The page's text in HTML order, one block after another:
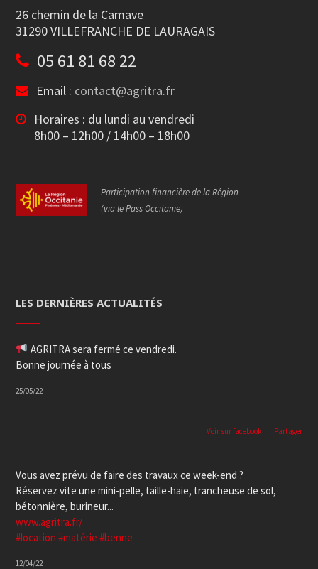
26 chemin de la Camave
31290 VILLEFRANCHE DE LAURAGAIS
05 61 81 68 22
Email : contact@agritra.fr
Horaires : du lundi au vendredi
8h00 – 12h00 / 14h00 – 18h00
Participation financière de la Région
(via le Pass Occitanie)
LES DERNIÈRES ACTUALITÉS
AGRITRA sera fermé ce vendredi.
Bonne journée à tous
25/05/22
Voir sur facebook · Partager
Vous avez prévu de faire des travaux ce week-end ?
Réservez vite une mini-pelle, taille-haie, trancheuse de sol,
bétonnière, burineur...
www.agritra.fr/
#location #matérie #benne
12/04/22